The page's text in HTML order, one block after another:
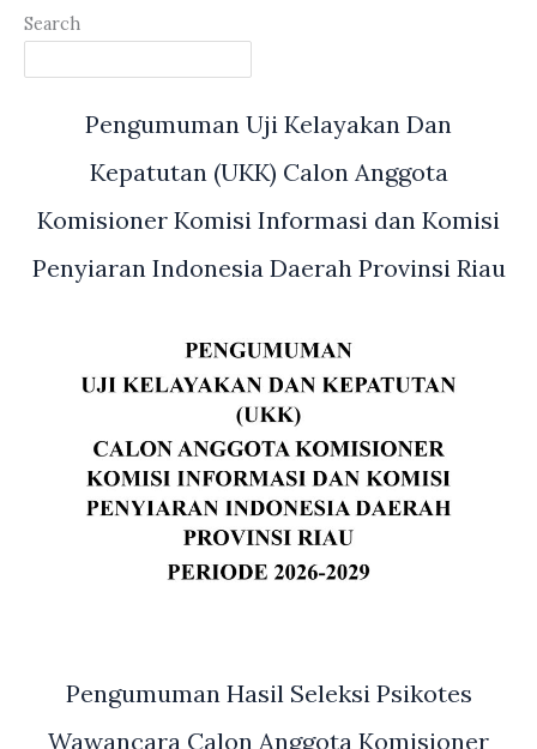
Terima
Kunjungan
Banmus
Banggar
Kuansing
Search
Pengumuman Uji Kelayakan Dan
Kepatutan (UKK) Calon Anggota
Komisioner Komisi Informasi dan Komisi
Penyiaran Indonesia Daerah Provinsi Riau
Pengumuman Hasil Seleksi Psikotes
Wawancara Calon Anggota Komisioner